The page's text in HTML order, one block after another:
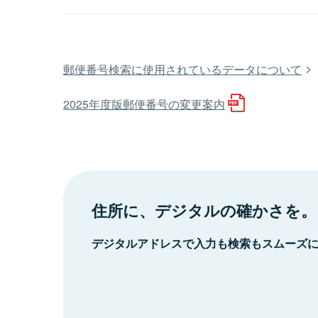
郵便番号検索に使用されているデータについて
2025年度版郵便番号の変更案内
住所に、デジタルの確かさを。
デジタルアドレスで入力も検索もスムーズ